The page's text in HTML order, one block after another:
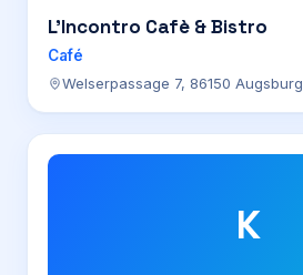
L’Incontro Cafè & Bistro
Café
Welserpassage 7, 86150 Augsburg
K